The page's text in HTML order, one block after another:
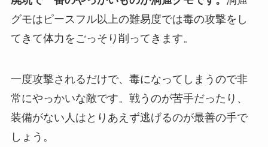
グモはピースフル以上の難易度では毒の攻撃をし
てきて体力をごっそり削ってきます。
一度攻撃されるだけで、毒になってしまうので非
常にやっかいな敵です。戦うのが苦手だったり、
装備がない人はとりあえず逃げるのが最善の手で
しょう。